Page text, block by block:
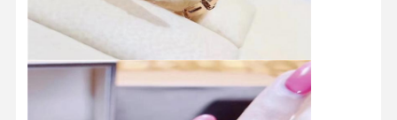
Evde Ürün Videolar